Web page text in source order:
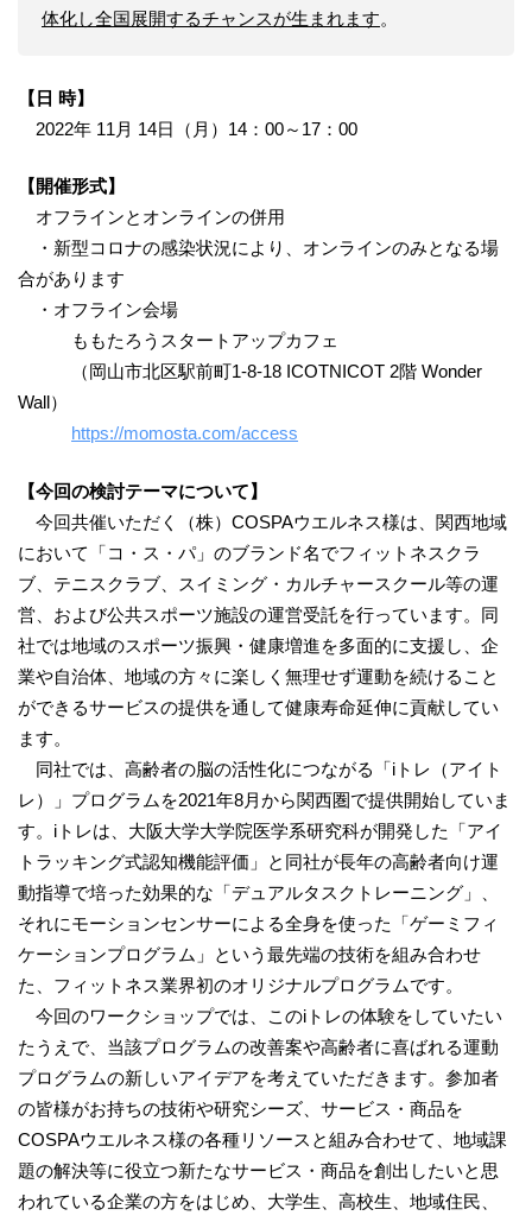
体化し全国展開するチャンスが生まれます。
【日 時】
2022年 11月 14日（月）14：00～17：00
【開催形式】
オフラインとオンラインの併用
・新型コロナの感染状況により、オンラインのみとなる場
合があります
・オフライン会場
ももたろうスタートアップカフェ
（岡山市北区駅前町1-8-18 ICOTNICOT 2階 Wonder
Wall）
https://momosta.com/access
【今回の検討テーマについて】
今回共催いただく（株）COSPAウエルネス様は、関西地域
において「コ・ス・パ」のブランド名でフィットネスクラ
ブ、テニスクラブ、スイミング・カルチャースクール等の運
営、および公共スポーツ施設の運営受託を行っています。同
社では地域のスポーツ振興・健康増進を多面的に支援し、企
業や自治体、地域の方々に楽しく無理せず運動を続けること
ができるサービスの提供を通して健康寿命延伸に貢献してい
ます。
同社では、高齢者の脳の活性化につながる「iトレ（アイト
レ）」プログラムを2021年8月から関西圏で提供開始していま
す。iトレは、大阪大学大学院医学系研究科が開発した「アイ
トラッキング式認知機能評価」と同社が長年の高齢者向け運
動指導で培った効果的な「デュアルタスクトレーニング」、
それにモーションセンサーによる全身を使った「ゲーミフィ
ケーションプログラム」という最先端の技術を組み合わせ
た、フィットネス業界初のオリジナルプログラムです。
今回のワークショップでは、このiトレの体験をしていたい
たうえで、当該プログラムの改善案や高齢者に喜ばれる運動
プログラムの新しいアイデアを考えていただきます。参加者
の皆様がお持ちの技術や研究シーズ、サービス・商品を
COSPAウエルネス様の各種リソースと組み合わせて、地域課
題の解決等に役立つ新たなサービス・商品を創出したいと思
われている企業の方をはじめ、大学生、高校生、地域住民、